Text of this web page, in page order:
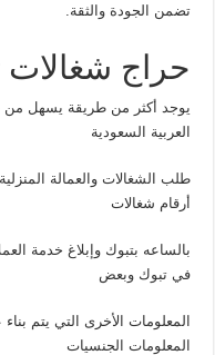
تضمن الجودة والثقة.
حراج شغالات
يوجد أكثر من طريقة يسهل من
العربية السعودية
طلب الشغالات والعمالة
أرقام شغالات
بالساعه بتبوك وإبلاغ خدمة
في تبوك وبعض
المعلومات الأخرى التي يتم
المعلومات الجنسيات